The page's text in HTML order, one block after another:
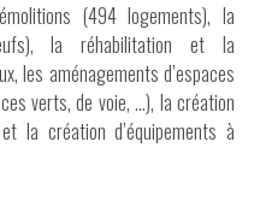
(494 logements), la
la réhabilitation et la
les aménagements d’espaces
verts, de voie, …), la création
la création d’équipements à